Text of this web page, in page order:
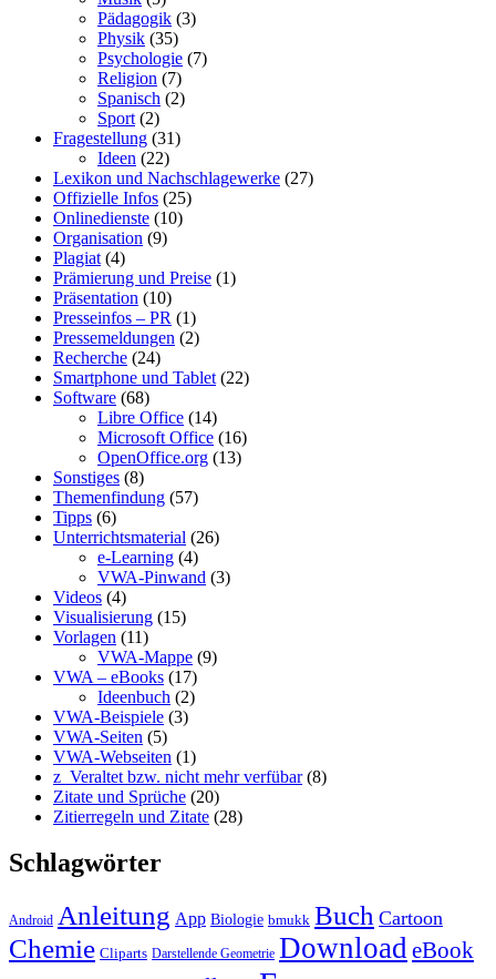
Pädagogik (3)
Physik (35)
Psychologie (7)
Religion (7)
Spanisch (2)
Sport (2)
Fragestellung (31)
Ideen (22)
Lexikon und Nachschlagewerke (27)
Offizielle Infos (25)
Onlinedienste (10)
Organisation (9)
Plagiat (4)
Prämierung und Preise (1)
Präsentation (10)
Presseinfos – PR (1)
Pressemeldungen (2)
Recherche (24)
Smartphone und Tablet (22)
Software (68)
Libre Office (14)
Microsoft Office (16)
OpenOffice.org (13)
Sonstiges (8)
Themenfindung (57)
Tipps (6)
Unterrichtsmaterial (26)
e-Learning (4)
VWA-Pinwand (3)
Videos (4)
Visualisierung (15)
Vorlagen (11)
VWA-Mappe (9)
VWA – eBooks (17)
Ideenbuch (2)
VWA-Beispiele (3)
VWA-Seiten (5)
VWA-Webseiten (1)
z_Veraltet bzw. nicht mehr verfübar(8)
Zitate und Sprüche (20)
Zitierregeln und Zitate (28)
Schlagwörter
Android Anleitung App Biologie bmukk Buch Cartoon
Chemie Cliparts Darstellende Geometrie DownloadeBook